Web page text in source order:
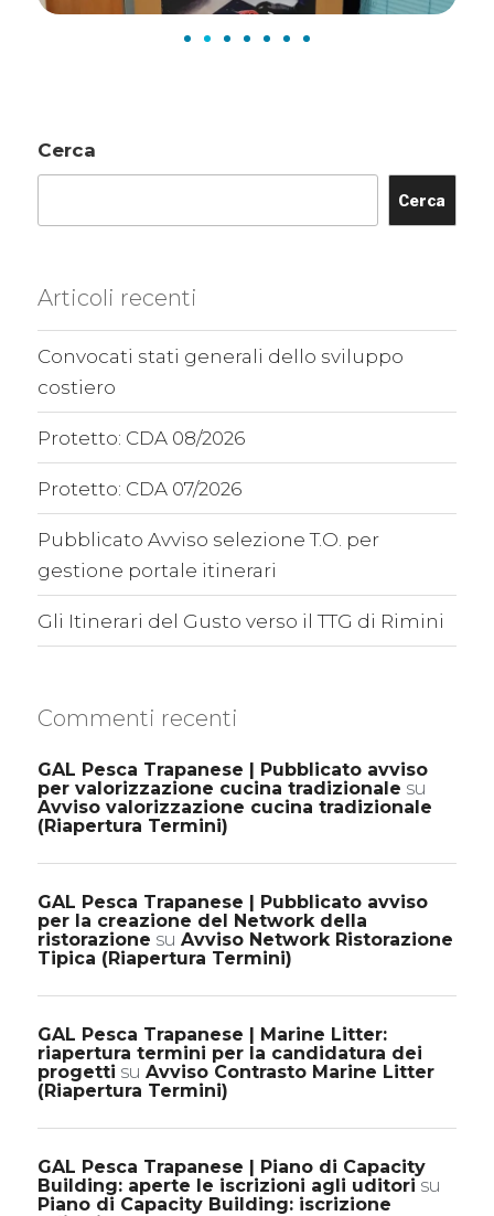
Cerca
Cerca
Articoli recenti
Convocati stati generali dello sviluppo
costiero
Protetto: CDA 08/2026
Protetto: CDA 07/2026
Pubblicato Avviso selezione T.O. per
gestione portale itinerari
Gli Itinerari del Gusto verso il TTG di Rimini
Commenti recenti
GAL Pesca Trapanese | Pubblicato avviso
per valorizzazione cucina tradizionale su
Avviso valorizzazione cucina tradizionale
(Riapertura Termini)
GAL Pesca Trapanese | Pubblicato avviso
per la creazione del Network della
ristorazione su Avviso Network Ristorazione
Tipica (Riapertura Termini)
GAL Pesca Trapanese | Marine Litter:
riapertura termini per la candidatura dei
progetti su Avviso Contrasto Marine Litter
(Riapertura Termini)
GAL Pesca Trapanese | Piano di Capacity
Building: aperte le iscrizioni agli uditori su
Piano di Capacity Building: iscrizione